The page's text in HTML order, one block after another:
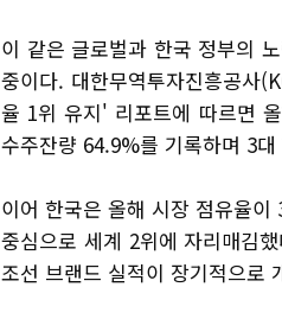
이 같은 글로벌과 한국 정부의
중이다. 대한무역투자진흥공사
율 1위 유지' 리포트에 따르면
수주잔량 64.9%를 기록하며 3
이어 한국은 올해 시장 점유율
중심으로 세계 2위에 자리매김
조선 브랜드 실적이 장기적으로